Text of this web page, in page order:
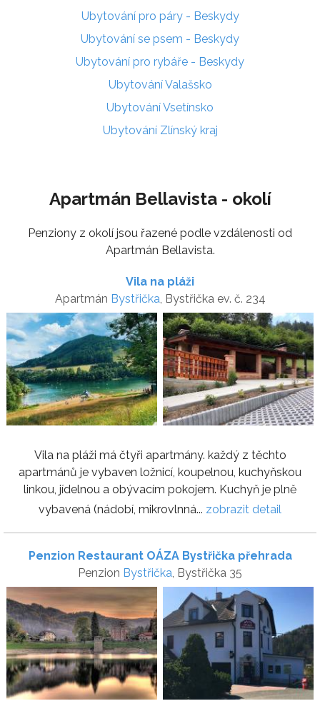
Ubytování pro páry - Beskydy
Ubytování se psem - Beskydy
Ubytování pro rybáře - Beskydy
Ubytování Valašsko
Ubytování Vsetínsko
Ubytování Zlínský kraj
Apartmán Bellavista - okolí
Penziony z okolí jsou řazené podle vzdálenosti od
Apartmán Bellavista.
Vila na pláži
Apartmán Bystřička , Bystřička ev. č. 234
Vila na pláži má čtyři apartmány. každý z těchto
apartmánů je vybaven ložnicí, koupelnou, kuchyňskou
linkou, jídelnou a obývacím pokojem. Kuchyň je plně
vybavená (nádobí, mikrovlnná... zobrazit detail
Penzion Restaurant OÁZA Bystřička přehrada
Penzion Bystřička , Bystřička 35